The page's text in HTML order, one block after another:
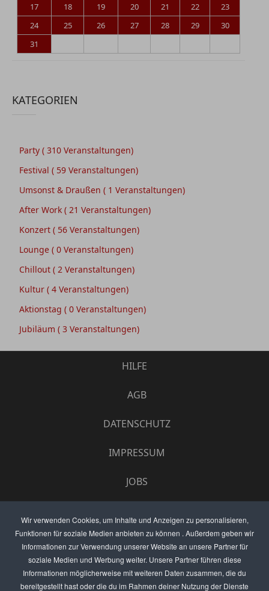
Wir verwenden Cookies, um Inhalte und Anzeigen zu personalisieren,
Funktionen für soziale Medien anbieten zu können . Außerdem geben wir
Informationen zur Verwendung unserer Website an unsere Partner für
soziale Medien und Werbung weiter. Unsere Partner führen diese
Informationen möglicherweise mit weiteren Daten zusammen, die du
bereitgestellt hast oder die du im Rahmen deiner Nutzung der Dienste
17
18 19 20 21 22
23
24
25 26 27 28 29
30
31
KATEGORIEN
Party ( 310 Veranstaltungen)
Festival ( 59 Veranstaltungen)
Umsonst & Draußen ( 1 Veranstaltungen)
After Work ( 21 Veranstaltungen)
Konzert ( 56 Veranstaltungen)
Lounge ( 0 Veranstaltungen)
Chillout ( 2 Veranstaltungen)
Kultur ( 4 Veranstaltungen)
Aktionstag ( 0 Veranstaltungen)
Jubiläum ( 3 Veranstaltungen)
HILFE
AGB
DATENSCHUTZ
IMPRESSUM
JOBS
ANZEIGEN PREISE
BEWERTET UNS